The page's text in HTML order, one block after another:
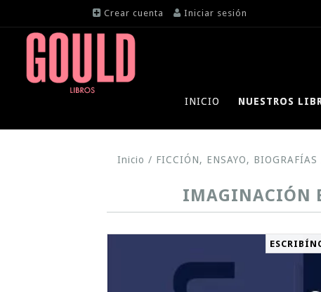
Crear cuenta Iniciar sesión
INICIO NUESTROS
Inicio / FICCIÓN, ENSAYO, BIOGRAFÍAS
IMAGINACIÓN